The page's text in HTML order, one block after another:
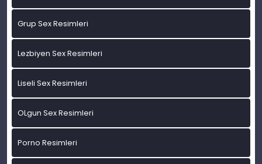
Grup Sex Resimleri
Lezbiyen Sex Resimleri
Liseli Sex Resimleri
OLgun Sex Resimleri
Porno Resimleri